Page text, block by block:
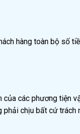
hàng toàn bộ số
các phương tiện
chịu bất cứ trách